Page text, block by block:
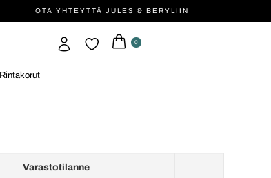
OTA YHTEYTTÄ JULES & BERYLIIN
0
Rintakorut
Varastotilanne